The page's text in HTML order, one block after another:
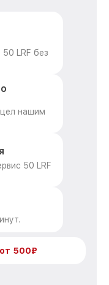
LRF без
нашим
50 LRF
от 500₽